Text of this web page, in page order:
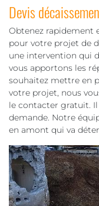
Devis
Obtenez rapidement
pour votre projet de
une intervention qui
vous apportons les
souhaitez mettre en
votre projet, nous
le contacter gratuit.
demande. Notre
en amont qui va